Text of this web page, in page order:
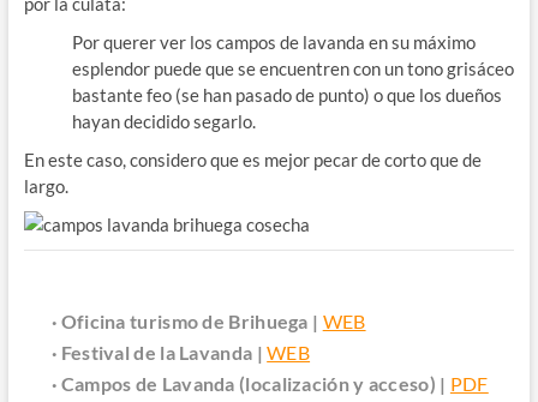
Por querer ver los campos de lavanda en su máximo
esplendor puede que se encuentren con un tono grisáceo
bastante feo (se han pasado de punto) o que los dueños
hayan decidido segarlo.
En este caso, considero que es mejor pecar de corto que de
largo.
· Oficina turismo de Brihuega | WEB
· Festival de la Lavanda | WEB
· Campos de Lavanda (localización y acceso) | PDF